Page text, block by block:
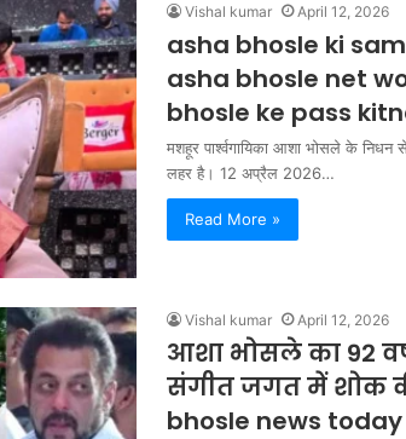
Vishal kumar April 12, 2026
asha bhosle ki
asha bhosle net
bhosle ke pass
मशहूर पार्श्वगायिका आशा भोसले के
लहर है। 12 अप्रैल 2026…
Read More »
Vishal kumar April 12, 2026
आशा भोसले का 92
संगीत जगत में शोक
bhosle news today